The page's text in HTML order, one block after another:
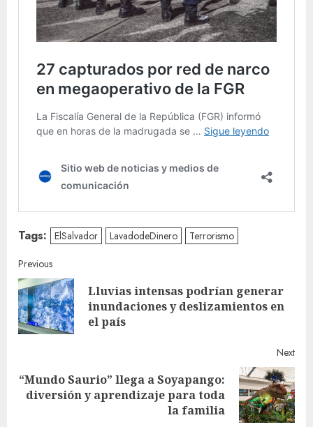
Tags: ElSalvador LavadodeDinero Terrorismo
Continue
Reading
Previous
Lluvias intensas podrían generar
inundaciones y deslizamientos en
el país
Next
Next
“Mundo Saurio” llega a Soyapango:
diversión y aprendizaje para toda
la familia